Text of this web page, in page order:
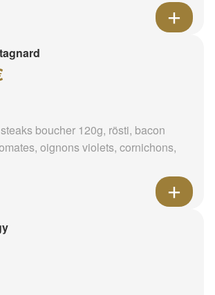
boucher 120g, rösti, bacon
oignons violets, cornichons,